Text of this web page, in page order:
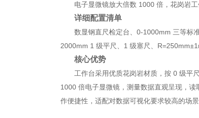
电子显微镜放大倍数 1000 倍，花岗岩
详细配置清单
数显钢直尺检定台、0-1000mm 三等标
2000mm 1 级平尺、1 级塞尺、
核心优势
工作台采用优质花岗岩材质，按 0 级平
1000 倍电子显微镜，测量数据直观呈现，
作便捷性，适配对数据可视化要求较高的场景